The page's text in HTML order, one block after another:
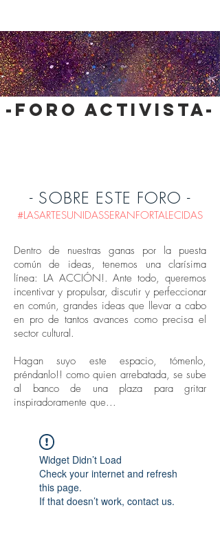
-foro activista-
- SOBRE ESTE FORO -
#LASARTESUNIDASSERANFORTALECIDAS
Dentro de nuestras ganas por la puesta
común de ideas, tenemos una clarísima
línea: LA ACCIÓN!. Ante todo, queremos
incentivar y propulsar, discutir y perfeccionar
en común, grandes ideas que llevar a cabo
en pro de tantos avances como precisa el
sector cultural.
Hagan suyo este espacio, tómenlo,
préndanlo!! como quien arrebatada, se sube
al banco de una plaza para gritar
inspiradoramente que...
Widget Didn’t Load
Check your internet and refresh
this page.
If that doesn’t work, contact us.